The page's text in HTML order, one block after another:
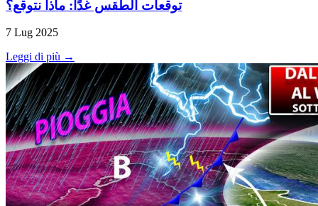
توقعات الطقس غدًا: ماذا نتوقع؟
7 Lug 2025
Leggi di più →